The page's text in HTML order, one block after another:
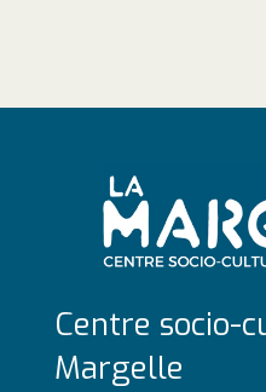
Centre socio-
Margelle